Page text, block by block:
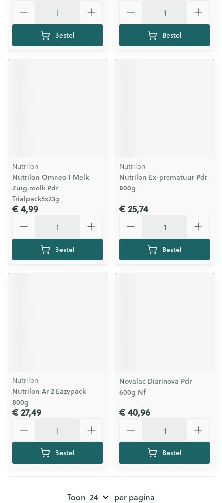
Bestel Bestel
Nutrilon
Nutrilon Omneo 1 Melk
Zuig.melk Pdr
Trialpack5x23g
€ 4,99
Bestel
Nutrilon
Nutrilon Ex-prematuur Pdr
800g
€ 25,74
Bestel
Nutrilon
Nutrilon Ar 2 Eazypack
800g
€ 27,49
Bestel
Novalac Diarinova Pdr
600g Nf
€ 40,96
Bestel
Toon per pagina